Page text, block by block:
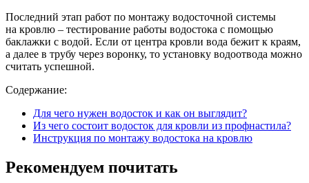
Последний этап работ по монтажу водосточной системы
на кровлю – тестирование работы водостока с помощью
баклажки с водой. Если от центра кровли вода бежит к краям,
а далее в трубу через воронку, то установку водоотвода можно
считать успешной.
Содержание:
Для чего нужен водосток и как он выглядит?
Из чего состоит водосток для кровли из профнастила?
Инструкция по монтажу водостока на кровлю
Рекомендуем почитать